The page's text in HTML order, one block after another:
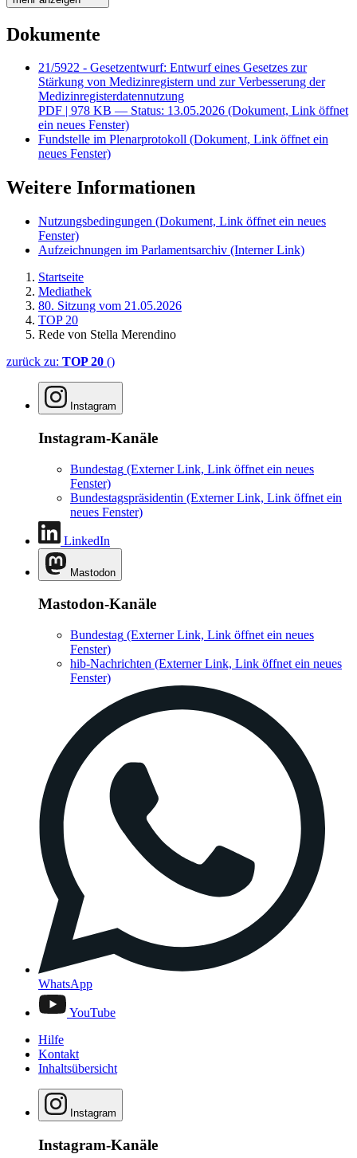
Dokumente
21/5922 - Gesetzentwurf: Entwurf eines Gesetzes zur
Stärkung von Medizinregistern und zur Verbesserung der
Medizinregisterdatennutzung
PDF | 978 KB — Status: 13.05.2026 (Dokument, Link öffnet
ein neues Fenster)
Fundstelle im Plenarprotokoll (Dokument, Link öffnet ein
neues Fenster)
Weitere Informationen
Nutzungsbedingungen (Dokument, Link öffnet ein neues
Fenster)
Aufzeichnungen im Parlamentsarchiv (Interner Link)
Startseite
Mediathek
80. Sitzung vom 21.05.2026
TOP 20
Rede von Stella Merendino
zurück zu: TOP 20 ()
Instagram
Instagram-Kanäle
Bundestag (Externer Link, Link öffnet ein neues
Fenster)
Bundestagspräsidentin (Externer Link, Link öffnet ein
neues Fenster)
LinkedIn
Mastodon
Mastodon-Kanäle
Bundestag (Externer Link, Link öffnet ein neues
Fenster)
hib-Nachrichten (Externer Link, Link öffnet ein neues
Fenster)
WhatsApp
YouTube
Hilfe
Kontakt
Inhaltsübersicht
Instagram
Instagram-Kanäle